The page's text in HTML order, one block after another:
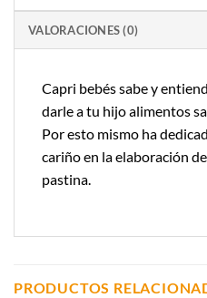
VALORACIONES (0)
Capri bebés sabe y
darle a tu hijo alimentos
Por esto mismo ha
cariño en la elaboración
pastina.
PRODUCTOS